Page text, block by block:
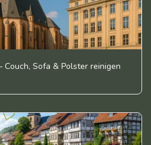
Couch, Sofa & Polster reinigen